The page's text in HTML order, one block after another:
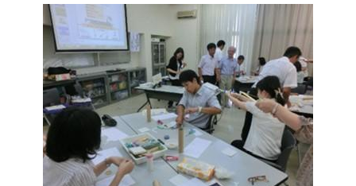
ISEB（国際
議）
ISEB学生派
遣プログラ
ム